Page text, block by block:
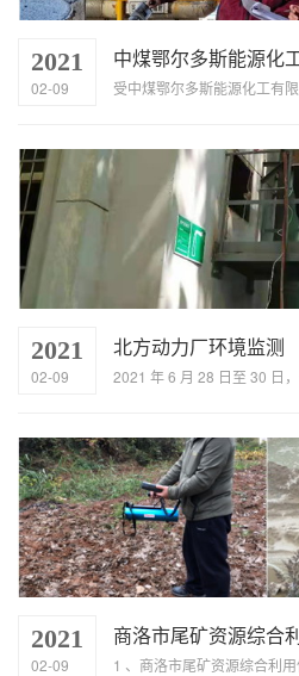
2021
02-09
中煤鄂尔多斯能源化
2021
02-09
北方动力厂环境监测
2021
02-09
商洛市尾矿资源综合